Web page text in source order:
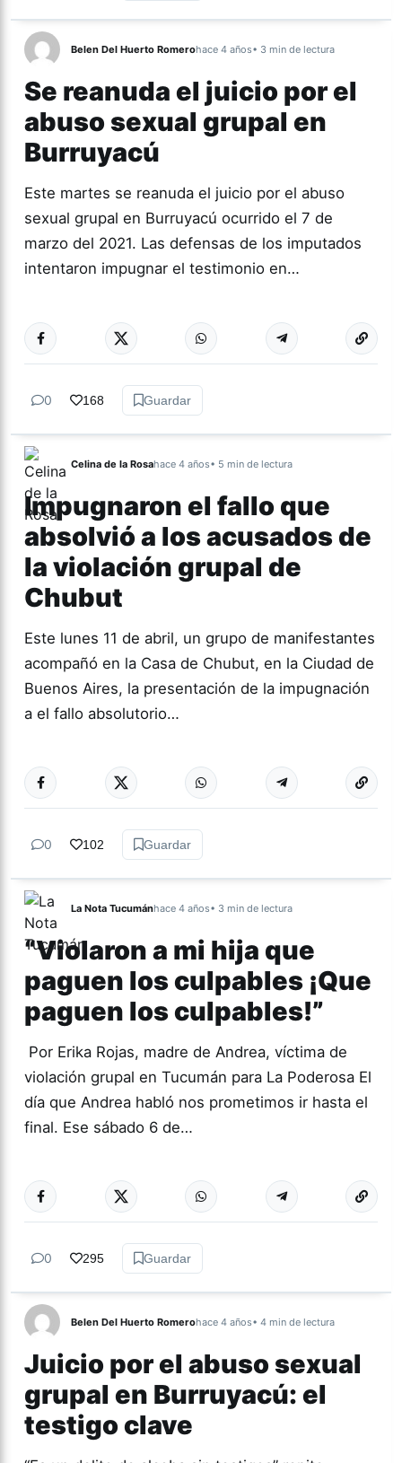
Belen Del Huerto Romerohace 4 años• 3 min de lectura
Se reanuda el juicio por el
abuso sexual grupal en
Burruyacú
Este martes se reanuda el juicio por el abuso
sexual grupal en Burruyacú ocurrido el 7 de
marzo del 2021. Las defensas de los imputados
intentaron impugnar el testimonio en…
GÉNERO Y
DIVERSIDAD
Más
0 168 Guardar
Celina de la Rosahace 4 años• 5 min de lectura
Impugnaron el fallo que
absolvió a los acusados de
la violación grupal de
Chubut
Este lunes 11 de abril, un grupo de manifestantes
acompañó en la Casa de Chubut, en la Ciudad de
Buenos Aires, la presentación de la impugnación
a el fallo absolutorio…
GÉNERO Y
DIVERSIDAD
Más
0 102 Guardar
La Nota Tucumánhace 4 años• 3 min de lectura
“Violaron a mi hija que
paguen los culpables ¡Que
paguen los culpables!”
Por Erika Rojas, madre de Andrea, víctima de
violación grupal en Tucumán para La Poderosa El
día que Andrea habló nos prometimos ir hasta el
final. Ese sábado 6 de…
GÉNERO Y
DIVERSIDAD
Más
0 295 Guardar
Belen Del Huerto Romerohace 4 años• 4 min de lectura
Juicio por el abuso sexual
grupal en Burruyacú: el
testigo clave